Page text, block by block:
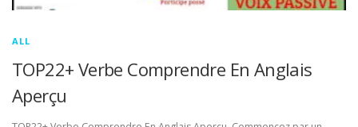
ALL
TOP22+ Verbe Comprendre En Anglais
Aperçu